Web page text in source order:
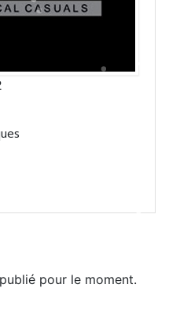
pour le moment.